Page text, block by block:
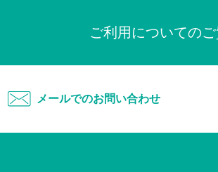
ご利用についての
メールでのお問い合わせ